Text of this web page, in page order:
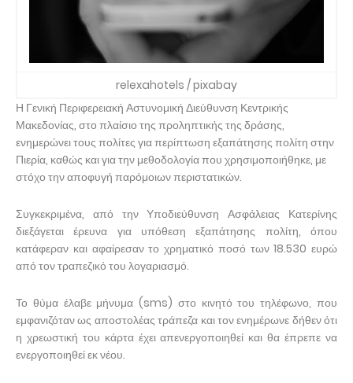
relexahotels / pixabay
Η Γενική Περιφερειακή Αστυνομική Διεύθυνση Κεντρικής
Μακεδονίας, στο πλαίσιο της προληπτικής της δράσης,
ενημερώνει τους πολίτες για περίπτωση εξαπάτησης πολίτη στην
Πιερία, καθώς και για την μεθοδολογία που χρησιμοποιήθηκε, με
στόχο την αποφυγή παρόμοιων περιστατικών.
Συγκεκριμένα, από την Υποδιεύθυνση Ασφάλειας Κατερίνης
διεξάγεται έρευνα για υπόθεση εξαπάτησης πολίτη, όπου
κατάφεραν και αφαίρεσαν το χρηματικό ποσό των 18.530 ευρώ
από τον τραπεζικό του λογαριασμό.
Το θύμα έλαβε μήνυμα (sms) στο κινητό του τηλέφωνο, που
εμφανιζόταν ως αποστολέας τράπεζα και τον ενημέρωνε δήθεν ότι
η χρεωστική του κάρτα έχει απενεργοποιηθεί και θα έπρεπε να
ενεργοποιηθεί εκ νέου.